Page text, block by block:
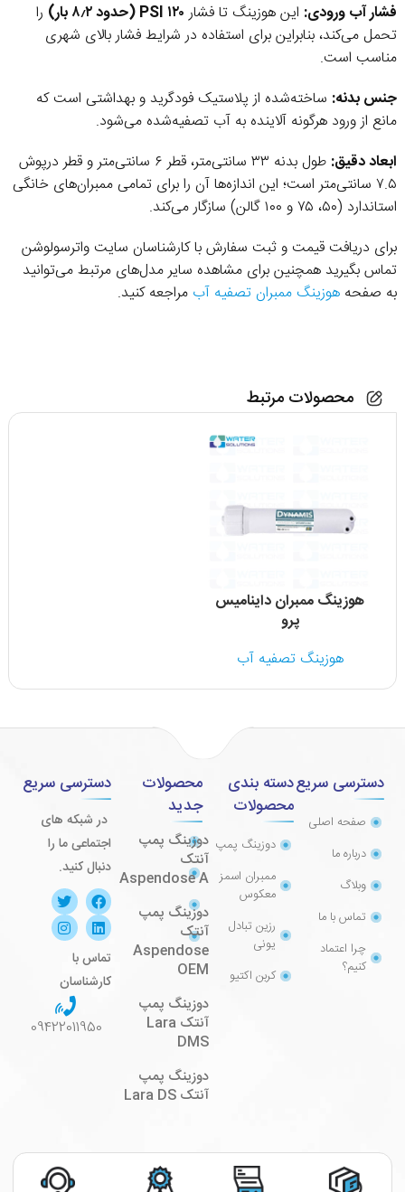
فشار آب ورودی: این هوزینگ تا فشار۱۲۰ PSI (حدود ۸٫۲ بار)
را
تحمل می‌کند، بنابراین برای استفاده در شرایط فشار بالای شهری
مناسب است.
جنس بدنه: ساخته‌شده از پلاستیک فودگرید و بهداشتی است که
مانع از ورود هرگونه آلاینده به آب تصفیه‌شده می‌شود.
ابعاد دقیق:
طول بدنه ۳۳ سانتی‌متر، قطر ۶ سانتی‌متر و قطر درپوش
۷.۵ سانتی‌متر است؛ این اندازه‌ها آن را برای تمامی ممبران‌های خانگی
استاندارد (۵۰، ۷۵ و ۱۰۰ گالن) سازگار می‌کند.
برای دریافت قیمت و ثبت سفارش با کارشناسان سایت واترسولوشن
تماس بگیرید همچنین برای مشاهده سایر مدل‌های مرتبط می‌توانید
به صفحه هوزینگ ممبران تصفیه آب مراجعه کنید.
محصولات مرتبط
هوزینگ ممبران داینامیس
پرو
هوزینگ تصفیه آب
دسترسی سریع
صفحه اصلی
درباره ما
وبلاگ
تماس با ما
چرا اعتماد
کنیم؟
دسته بندی
محصولات
دوزینگ پمپ
ممبران اسمز
معکوس
رزین تبادل
یونی
کربن اکتیو
محصولات
جدید
دوزینگ پمپ
آنتک
Aspendose A
دوزینگ پمپ
آنتک
Aspendose
OEM
دوزینگ پمپ
آنتک Lara
DMS
دوزینگ پمپ
آنتک Lara DS
دسترسی سریع
در شبکه های
اجتماعی ما را
دنبال کنید.
تماس با
کارشناسان
09422011950